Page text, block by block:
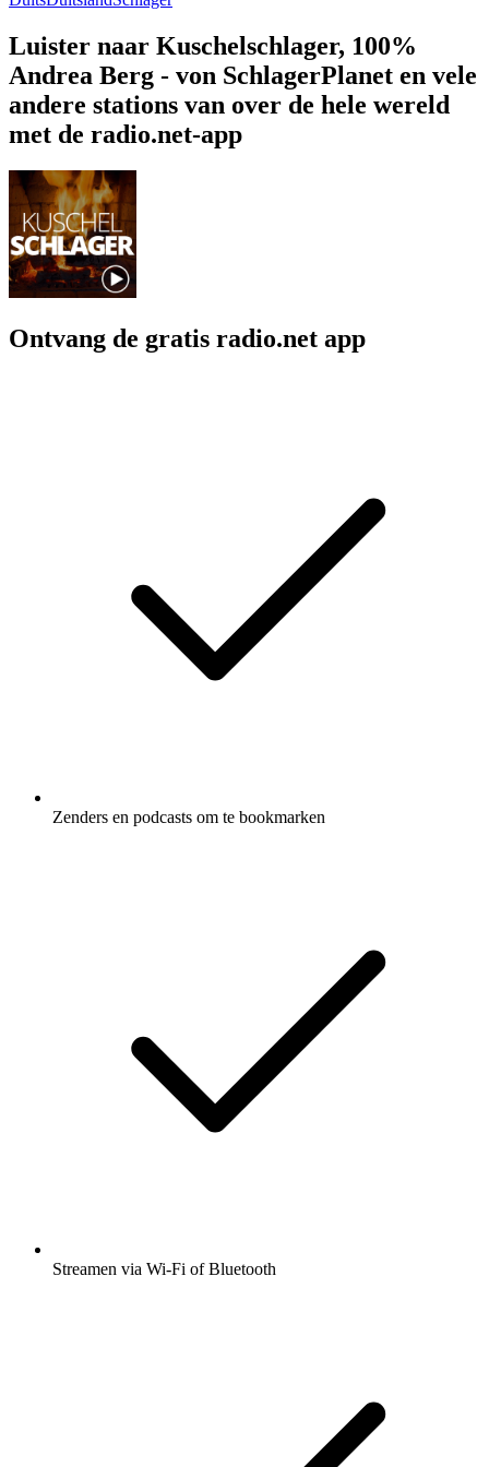
Luister naar Kuschelschlager, 100%
Andrea Berg - von SchlagerPlanet en vele
andere stations van over de hele wereld
met de radio.net-app
Ontvang de gratis radio.net app
Zenders en podcasts om te bookmarken
Streamen via Wi-Fi of Bluetooth